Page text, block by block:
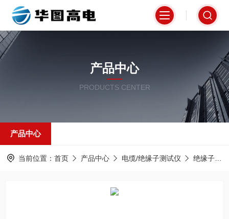
产品中心
PRODUCTS CENTER
产品中心
当前位置： 首页 产品中心 电缆/绝缘子测试仪 绝缘子灰密测试仪